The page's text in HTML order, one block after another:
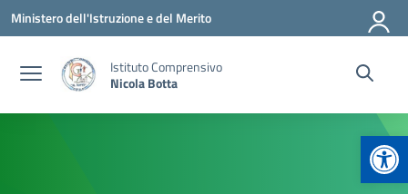
Vai ai contenuti
Vai al menu di navigazione
Vai al footer
Ministero dell'Istruzione e del Merito
Istituto Comprensivo
Nicola Botta